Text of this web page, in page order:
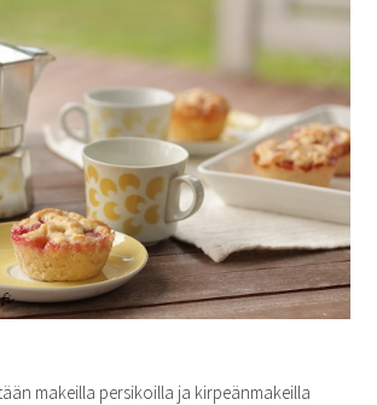
makeilla persikoilla ja kirpeänmakeilla